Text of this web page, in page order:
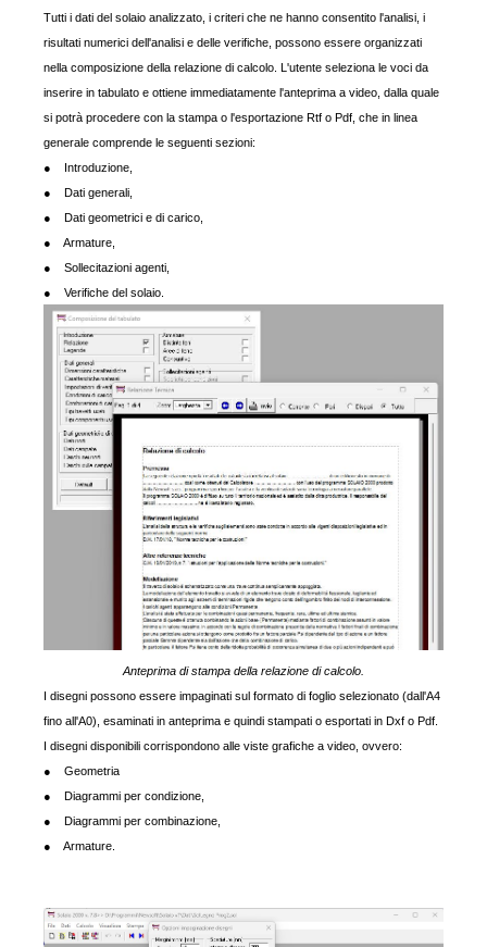
Tutti i dati del solaio analizzato, i criteri che ne hanno consentito l'analisi, i
risultati numerici dell'analisi e delle verifiche, possono essere organizzati
nella composizione della relazione di calcolo. L'utente seleziona le voci da
inserire in tabulato e ottiene immediatamente l'anteprima a video, dalla quale
si potrà procedere con la stampa o l'esportazione Rtf o Pdf, che in linea
generale comprende le seguenti sezioni:
● Introduzione,
● Dati generali,
● Dati geometrici e di carico,
● Armature,
● Sollecitazioni agenti,
● Verifiche del solaio.
Anteprima di stampa della relazione di calcolo.
I disegni possono essere impaginati sul formato di foglio selezionato (dall'A4
fino all'A0), esaminati in anteprima e quindi stampati o esportati in Dxf o Pdf.
I disegni disponibili corrispondono alle viste grafiche a video, ovvero:
● Geometria
● Diagrammi per condizione,
● Diagrammi per combinazione,
● Armature.